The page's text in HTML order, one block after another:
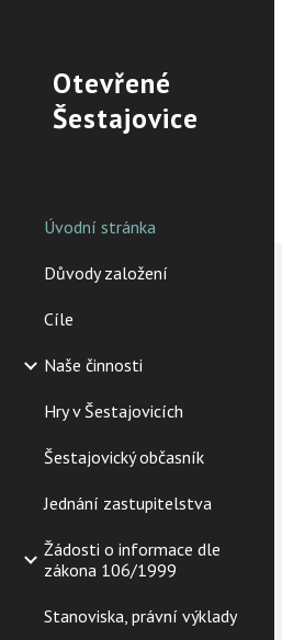
Otevřené
Šestajovice
Úvodní stránka
Důvody založení
Cíle
Naše činnosti
Hry v Šestajovicích
Šestajovický občasník
Jednání zastupitelstva
Žádosti o informace dle
zákona 106/1999
Stanoviska, právní výklady